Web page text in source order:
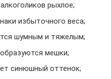
рыхлое;
избыточного веса;
шумным и тяжелым;
мешки;
синюшный оттенок;